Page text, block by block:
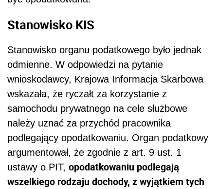
Stanowisko KIS
Stanowisko organu podatkowego było jednak
odmienne. W odpowiedzi na pytanie
wnioskodawcy, Krajowa Informacja Skarbowa
wskazała, że ryczałt za korzystanie z
samochodu prywatnego na cele służbowe
należy uznać za przychód pracownika
podlegający opodatkowaniu. Organ podatkowy
argumentował, że zgodnie z art. 9 ust. 1
ustawy o PIT, opodatkowaniu podlegają
wszelkiego rodzaju dochody, z wyjątkiem tych